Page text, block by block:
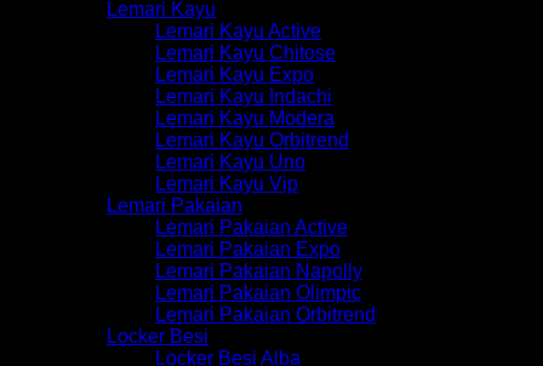
Lemari Kayu
Lemari Kayu Active
Lemari Kayu Chitose
Lemari Kayu Expo
Lemari Kayu Indachi
Lemari Kayu Modera
Lemari Kayu Orbitrend
Lemari Kayu Uno
Lemari Kayu Vip
Lemari Pakaian
Lemari Pakaian Active
Lemari Pakaian Expo
Lemari Pakaian Napolly
Lemari Pakaian Olimpic
Lemari Pakaian Orbitrend
Locker Besi
Locker Besi Alba